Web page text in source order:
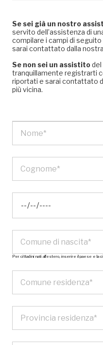
Se sei già un nostro
servito dell’assistenza di
compilare i campi di
sarai contattato dalla
Se non sei un assistitodel
tranquillamente registrarti
riportati e sarai contattato
più vicina.
Per cittadini nati all’estero, inserire il paese e la